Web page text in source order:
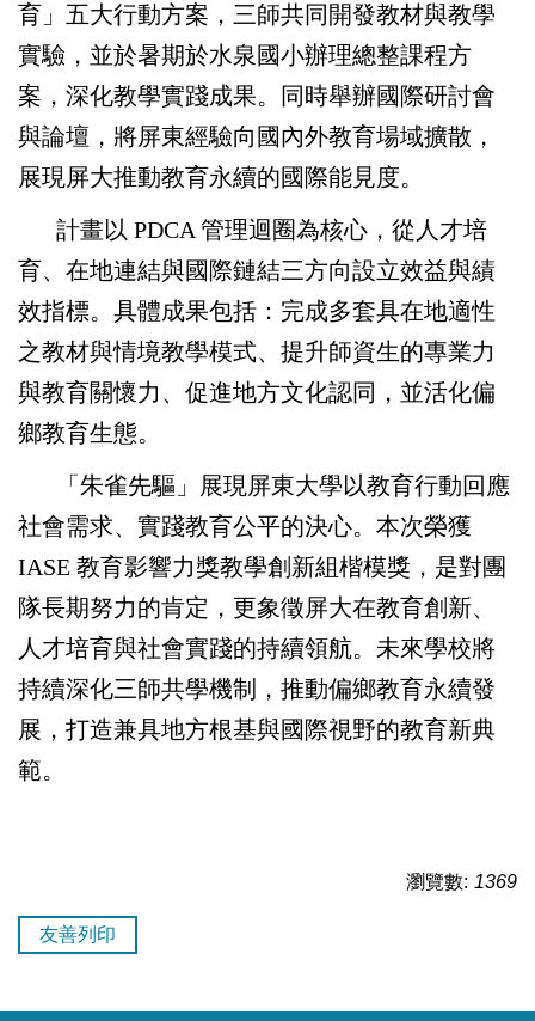
育」五大行動方案，三師共同開發教材與教學
實驗，並於暑期於水泉國小辦理總整課程方
案，深化教學實踐成果。同時舉辦國際研討會
與論壇，將屏東經驗向國內外教育場域擴散，
展現屏大推動教育永續的國際能見度。
計畫以 PDCA管理迴圈為核心，從人才培
育、在地連結與國際鏈結三方向設立效益與績
效指標。具體成果包括：完成多套具在地適性
之教材與情境教學模式、提升師資生的專業力
與教育關懷力、促進地方文化認同，並活化偏
鄉教育生態。
「朱雀先驅」展現屏東大學以教育行動回應
社會需求、實踐教育公平的決心。本次榮獲
IASE 教育影響力獎教學創新組楷模獎，是對團
隊長期努力的肯定，更象徵屏大在教育創新、
人才培育與社會實踐的持續領航。未來學校將
持續深化三師共學機制，推動偏鄉教育永續發
展，打造兼具地方根基與國際視野的教育新典
範。
瀏覽數: 1369
友善列印